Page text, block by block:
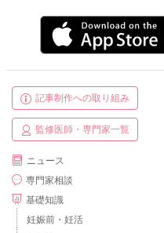
記事制作への取り組み
監修医師・専門家一覧
ニュース
専門家相談
基礎知識
妊娠前・妊活